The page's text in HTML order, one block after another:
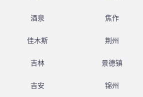
酒泉 焦作
佳木斯 荆州
吉林 景德镇
吉安 锦州